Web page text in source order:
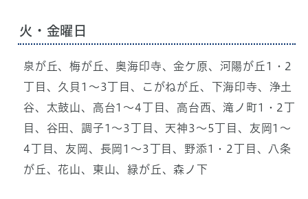
火・金曜日
泉が丘、梅が丘、奥海印寺、金ケ原、河陽が丘1・2
丁目、久貝1～3丁目、こがねが丘、下海印寺、浄土
谷、太鼓山、高台1～4丁目、高台西、滝ノ町1・2丁
目、谷田、調子1～3丁目、天神3～5丁目、友岡1～
4丁目、友岡、長岡1～3丁目、野添1・2丁目、八条
が丘、花山、東山、緑が丘、森ノ下